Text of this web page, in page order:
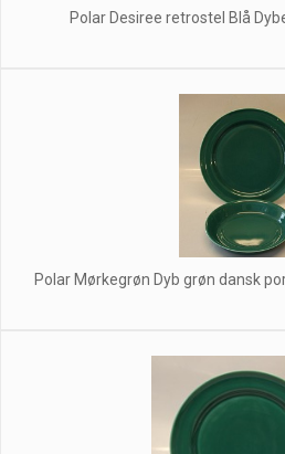
Polar Desiree retrostel Blå
Polar Mørkegrøn Dyb grøn dansk